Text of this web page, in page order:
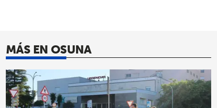
MÁS EN OSUNA